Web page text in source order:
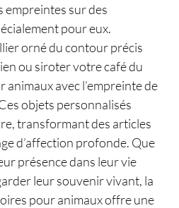
empreintes sur des
pour eux.
orné du contour précis
ou siroter votre café du
animaux avec l’empreinte de
objets personnalisés
transformant des articles
d’affection profonde. Que
présence dans leur vie
leur souvenir vivant, la
pour animaux offre une